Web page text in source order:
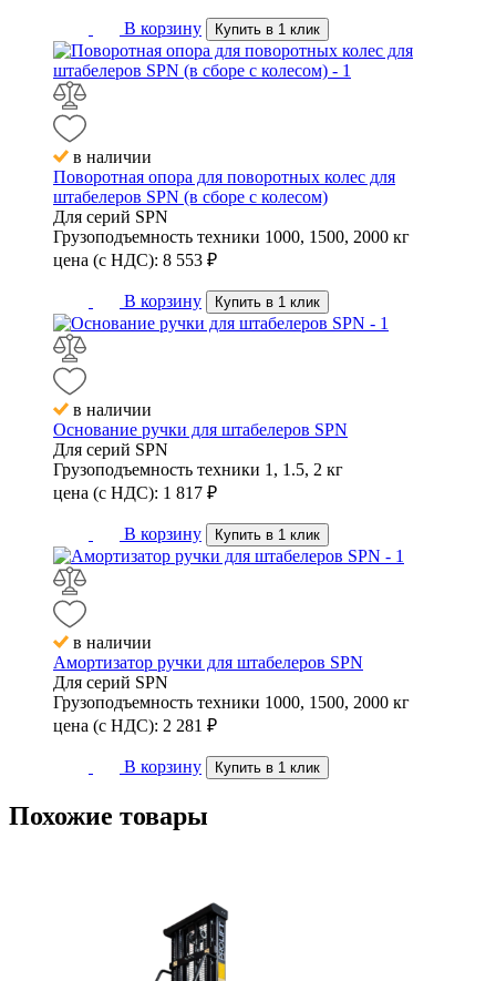
В корзину Купить в 1 клик
в наличии
Поворотная опора для поворотных колес для
штабелеров SPN (в сборе с колесом)
Для серий SPN
Грузоподъемность техники 1000, 1500, 2000 кг
цена (с НДС): 8 553 ₽
В корзину Купить в 1 клик
в наличии
Основание ручки для штабелеров SPN
Для серий SPN
Грузоподъемность техники 1, 1.5, 2 кг
цена (с НДС): 1 817 ₽
В корзину Купить в 1 клик
в наличии
Амортизатор ручки для штабелеров SPN
Для серий SPN
Грузоподъемность техники 1000, 1500, 2000 кг
цена (с НДС): 2 281 ₽
В корзину Купить в 1 клик
Похожие товары